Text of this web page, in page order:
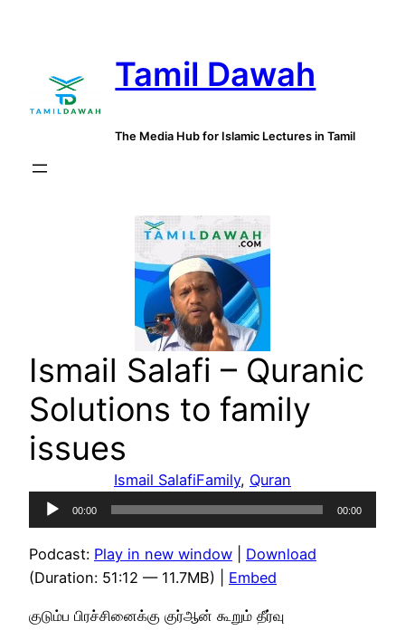
Tamil Dawah
The Media Hub for Islamic Lectures in Tamil
Ismail Salafi – Quranic
Solutions to family
issues
Ismail SalafiFamily, Quran
Audio
Player
00:00 00:00
Podcast: Play in new window
Download
(Duration: 51:12 — 11.7MB) | Embed
குடும்ப பிரச்சினைக்கு குர்ஆன் கூறும் தீர்வு